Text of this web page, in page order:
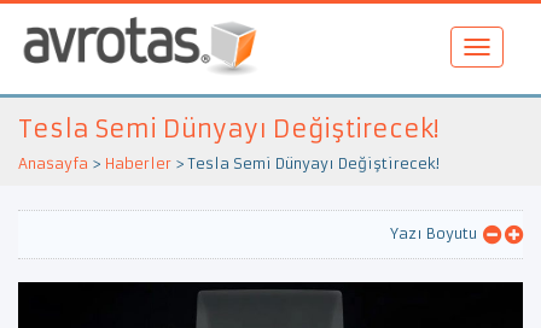
Tesla Semi Dünyayı Değiştirecek!
Anasayfa > Haberler >Tesla Semi Dünyayı Değiştirecek!
Yazı Boyutu